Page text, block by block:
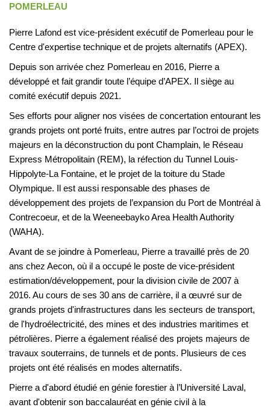
POMERLEAU
Pierre Lafond est vice-président exécutif de Pomerleau pour le
Centre d'expertise technique et de projets alternatifs (APEX).
Depuis son arrivée chez Pomerleau en 2016, Pierre a
développé et fait grandir toute l’équipe d’APEX. Il siège au
comité exécutif depuis 2021.
Ses efforts pour aligner nos visées de concertation entourant les
grands projets ont porté fruits, entre autres par l’octroi de projets
majeurs en la déconstruction du pont Champlain, le Réseau
Express Métropolitain (REM), la réfection du Tunnel Louis-
Hippolyte-La Fontaine, et le projet de la toiture du Stade
Olympique. Il est aussi responsable des phases de
développement des projets de l’expansion du Port de Montréal à
Contrecoeur, et de la Weeneebayko Area Health Authority
(WAHA).
Avant de se joindre à Pomerleau, Pierre a travaillé près de 20
ans chez Aecon, où il a occupé le poste de vice-président
estimation/développement, pour la division civile de 2007 à
2016. Au cours de ses 30 ans de carrière, il a œuvré sur de
grands projets d'infrastructures dans les secteurs de transport,
de l'hydroélectricité, des mines et des industries maritimes et
pétrolières. Pierre a également réalisé des projets majeurs de
travaux souterrains, de tunnels et de ponts. Plusieurs de ces
projets ont été réalisés en modes alternatifs.
Pierre a d'abord étudié en génie forestier à l’Université Laval,
avant d'obtenir son baccalauréat en génie civil à la